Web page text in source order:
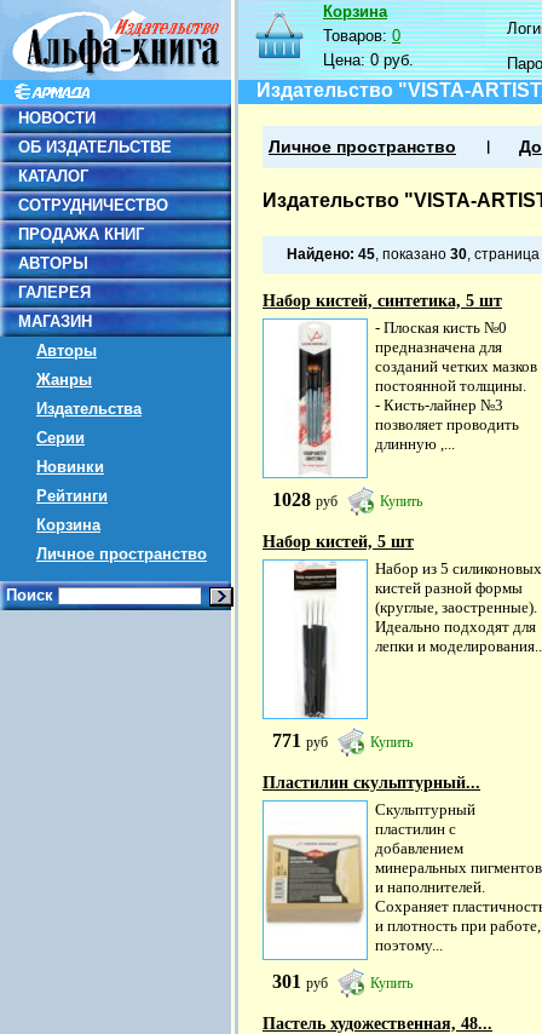
НОВОСТИ
ОБ ИЗДАТЕЛЬСТВЕ
КАТАЛОГ
СОТРУДНИЧЕСТВО
ПРОДАЖА КНИГ
АВТОРЫ
ГАЛЕРЕЯ
МАГАЗИН
Авторы
Жанры
Издательства
Серии
Новинки
Рейтинги
Корзина
Личное пространство
Поиск
Корзина
Товаров:0
Цена:0 руб.
Издательство "VISTA-
Личное пространство
Издательство "VISTA-
Найдено: 45, показано 30, страница
Набор кистей, синтетика, 5 шт
- Плоская кисть №0
предназначена для
созданий четких мазков
постоянной толщины.
- Кисть-лайнер №3
позволяет проводить
длинную ,...
1028 руб Купить
Набор кистей, 5 шт
Набор из 5 силиконовых
кистей разной формы
(круглые, заостренные).
Идеально подходят для
лепки и
771 руб Купить
Пластилин скульптурный...
Скульптурный
пластилин с
добавлением
минеральных пигментов
и наполнителей.
Сохраняет
и плотность при работе,
поэтому...
301 руб Купить
Пастель художественная, 48...